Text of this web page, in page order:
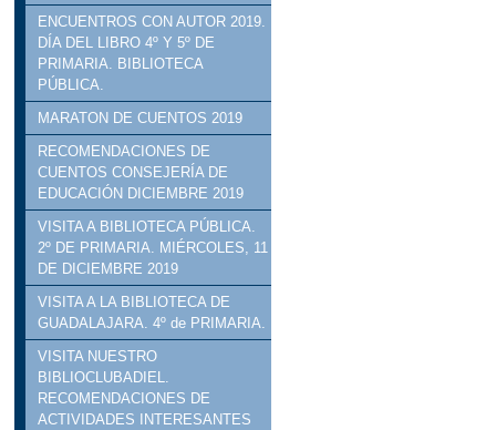
ENCUENTROS CON AUTOR 2019.
DÍA DEL LIBRO 4º Y 5º DE
PRIMARIA. BIBLIOTECA
PÚBLICA.
MARATON DE CUENTOS 2019
RECOMENDACIONES DE
CUENTOS CONSEJERÍA DE
EDUCACIÓN DICIEMBRE 2019
VISITA A BIBLIOTECA PÚBLICA.
2º DE PRIMARIA. MIÉRCOLES, 11
DE DICIEMBRE 2019
VISITA A LA BIBLIOTECA DE
GUADALAJARA. 4º de PRIMARIA.
VISITA NUESTRO
BIBLIOCLUBADIEL.
RECOMENDACIONES DE
ACTIVIDADES INTERESANTES